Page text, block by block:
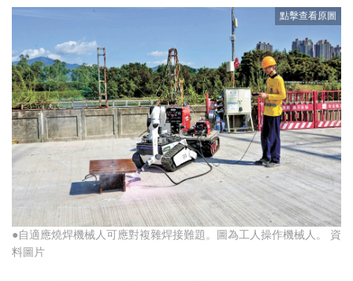
●自適應燒焊機械人可應對複雜焊接難題。圖為工人操作機械人。 資
料圖片